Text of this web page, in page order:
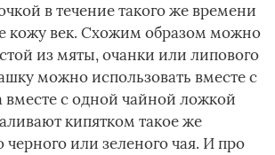
в течение такого же времени
кожу век. Схожим образом можно
из мяты, очанки или липового
можно использовать вместе с
вместе с одной чайной ложкой
кипятком такое же
черного или зеленого чая. И про